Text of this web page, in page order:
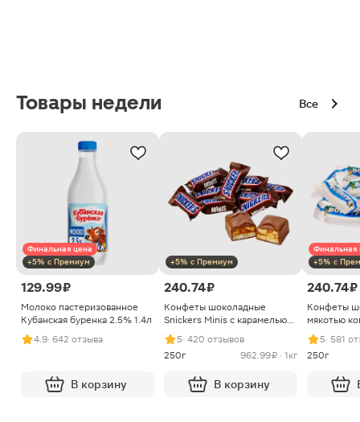
Товары недели Все
Финальная цена
+5% с Премиум
129.99 ₽
Молоко пастеризованное
Кубанская буренка 2.5% 1.4л
4.9· 642 отзыва
В корзину
+5% с Премиум
240.74 ₽
Конфеты шоколадные
Snickers Minis с карамелью
арахисом и нугой
5· 420 отзывов
250г
962.99 ₽ · 1кг
В корзину
Финальная
+5% с
240.74 ₽
Конфеты
мякотью
5· 581
250г